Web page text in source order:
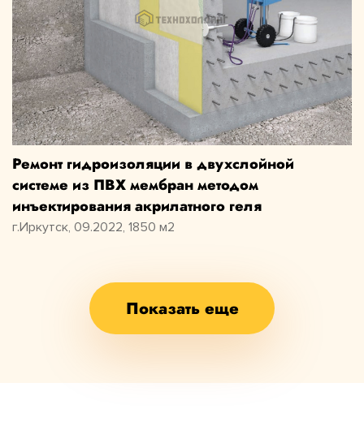
Ремонт гидроизоляции в двухслойной
системе из ПВХ мембран методом
инъектирования акрилатного геля
г.Иркутск, 09.2022, 1850 м2
Показать еще